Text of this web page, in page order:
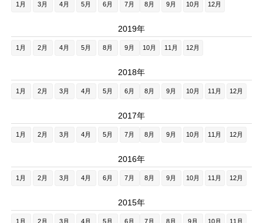
1月 3月 4月 5月 6月 7月 8月 9月 10月 12月
2019年
1月 2月 4月 5月 8月 9月 10月 11月 12月
2018年
1月 2月 3月 4月 5月 6月 8月 9月 10月 11月 12月
2017年
1月 2月 3月 4月 5月 7月 8月 9月 10月 11月 12月
2016年
1月 2月 3月 4月 6月 7月 8月 9月 10月 11月 12月
2015年
1月 2月 3月 4月 5月 6月 7月 8月 9月 10月 11月